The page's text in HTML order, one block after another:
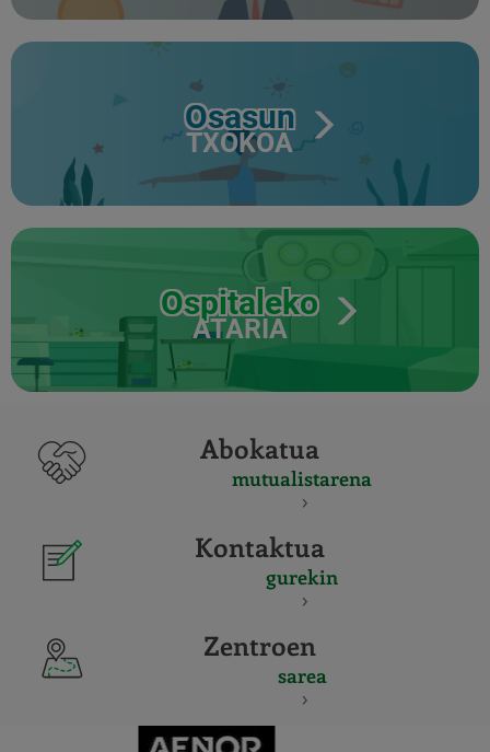
Osasun
TXOKOA
Ospitaleko
ATARIA
Abokatua
mutualistarena
Kontaktua
gurekin
Zentroen
sarea